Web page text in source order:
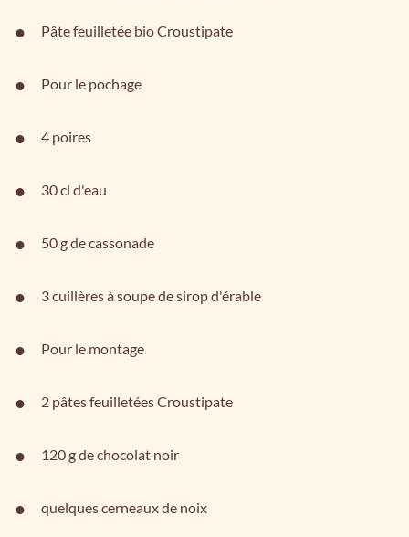
Pâte feuilletée bio Croustipate
Pour le pochage
4 poires
30 cl d'eau
50 g de cassonade
3 cuillères à soupe de sirop d'érable
Pour le montage
2 pâtes feuilletées Croustipate
120 g de chocolat noir
quelques cerneaux de noix